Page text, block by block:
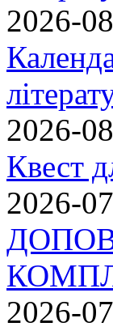
2026-
2026-
Квест
2026-
2026-